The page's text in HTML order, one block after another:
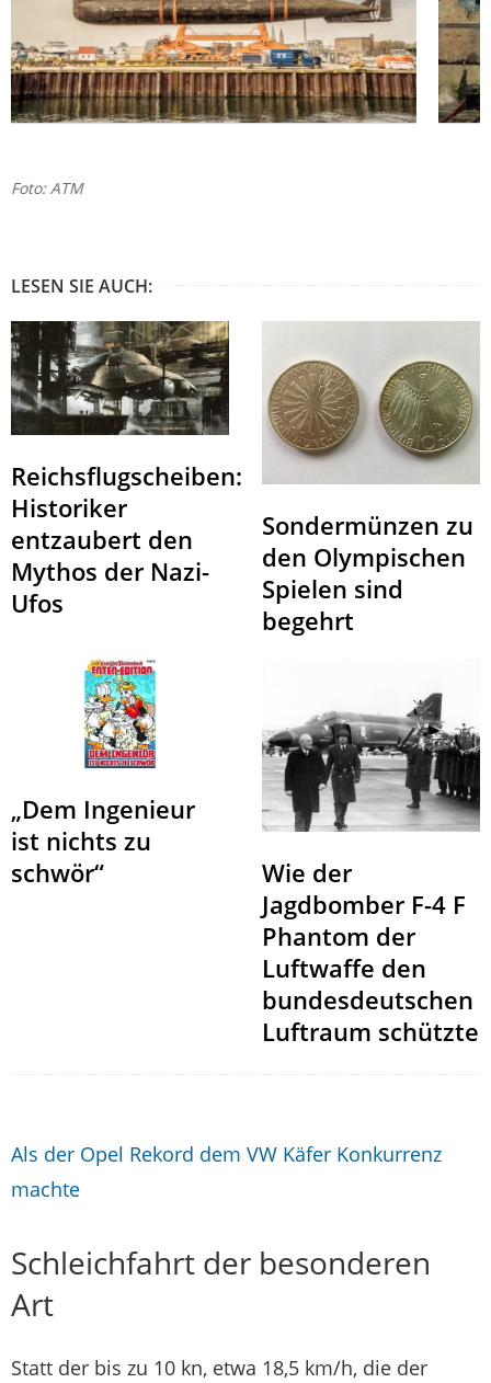
Foto: ATM
LESEN SIE AUCH:
Reichsflugscheiben:
Historiker
entzaubert den
Mythos der Nazi-
Ufos
Sondermünzen zu
den Olympischen
Spielen sind
begehrt
„Dem Ingenieur
ist nichts zu
schwör“
Wie der
Jagdbomber F-4 F
Phantom der
Luftwaffe den
bundesdeutschen
Luftraum schützte
Als der Opel Rekord dem VW Käfer Konkurrenz
machte
Schleichfahrt der besonderen
Art
Statt der bis zu 10 kn, etwa 18,5 km/h, die der